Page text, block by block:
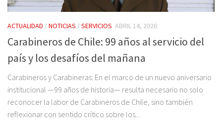
ACTUALIDAD /NOTICIAS /SERVICIOS ABRIL 14, 2026
Carabineros de Chile: 99 años al servicio del
país y los desafíos del mañana
Carabineros y Carabineras: En el marco de un nuevo aniversario
institucional —99 años de historia— resulta necesario no solo
reconocer la labor de Carabineros de Chile, sino también
reflexionar con sentido crítico sobre los...